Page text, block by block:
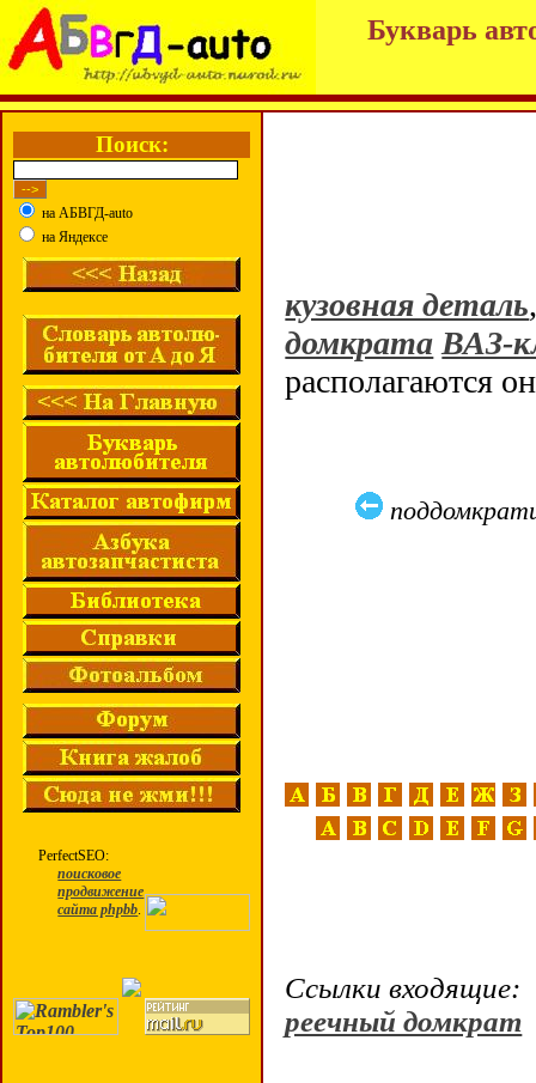
Букварь
Поиск:
на АБВГД-auto
на Яндексе
PerfectSEO:
поисковое
продвижение
сайта phpbb.
кузовная деталь
домкрата ВАЗ-
располагаются
Ссылки входящие:
реечный домкрат